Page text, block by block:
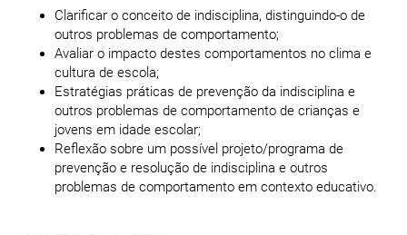
Clarificar o conceito de indisciplina, distinguindo-o de
outros problemas de comportamento;
Avaliar o impacto destes comportamentos no clima e
cultura de escola;
Estratégias práticas de prevenção da indisciplina e
outros problemas de comportamento de crianças e
jovens em idade escolar;
Reflexão sobre um possível projeto/programa de
prevenção e resolução de indisciplina e outros
problemas de comportamento em contexto educativo.